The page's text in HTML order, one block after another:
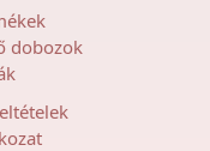
dobozok